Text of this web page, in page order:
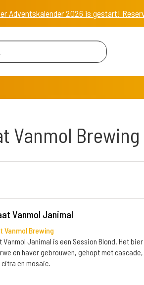
Adventskalender 2026 is gestart!
Vanmol Brewing
Vanmol Janimal
Vanmol Brewing
Vanmol Janimal is een Session Blond. Het
en haver gebrouwen, gehopt met cascade,
en mosaic.